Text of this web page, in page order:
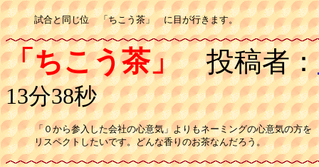
試合と同じ位　「ちこう茶」　に目が行きます。
「ちこう茶」投稿者：
13分38秒
「０から参入した会社の心意気」よりもネーミングの心意気の方を
リスペクトしたいです。どんな香りのお茶なんだろう。